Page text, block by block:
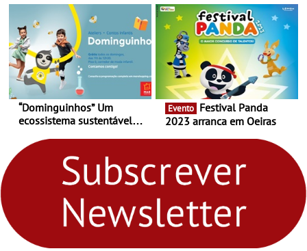
29 de abril, às 21h00
“Dominguinhos” Um
ecossistema sustentável
fores - Atelier de Educação
Ambiental nos
“Dominguinhos” de 23 de
Evento
2023 arranca em Oeiras